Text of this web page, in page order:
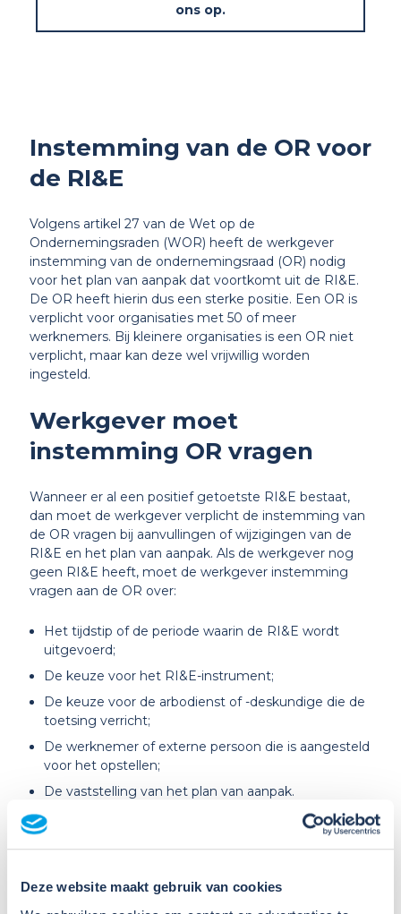
Deze website maakt gebruik van cookies
ons op.
Instemming van de OR voor
de RI&E
Volgens artikel 27 van de Wet op de
Ondernemingsraden (WOR) heeft de werkgever
instemming van de ondernemingsraad (OR) nodig
voor het plan van aanpak dat voortkomt uit de RI&E.
De OR heeft hierin dus een sterke positie. Een OR is
verplicht voor organisaties met 50 of meer
werknemers. Bij kleinere organisaties is een OR niet
verplicht, maar kan deze wel vrijwillig worden
ingesteld.
Werkgever moet
instemming OR vragen
Wanneer er al een positief getoetste RI&E bestaat,
dan moet de werkgever verplicht de instemming van
de OR vragen bij aanvullingen of wijzigingen van de
RI&E en het plan van aanpak. Als de werkgever nog
geen RI&E heeft, moet de werkgever instemming
vragen aan de OR over:
Het tijdstip of de periode waarin de RI&E wordt
uitgevoerd;
De keuze voor het RI&E-instrument;
De keuze voor de arbodienst of -deskundige die de
toetsing verricht;
De werknemer of externe persoon die is aangesteld
voor het opstellen;
De vaststelling van het plan van aanpak.
OR beslist mee over veel
regelingen arbobeleid